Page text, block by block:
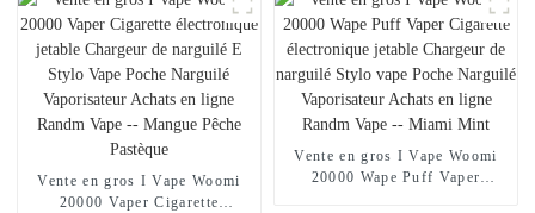
Vente en gros I Vape Woomi
20000 Vaper Cigarette
Vente en gros I Vape Woomi
20000 Wape Puff Vaper